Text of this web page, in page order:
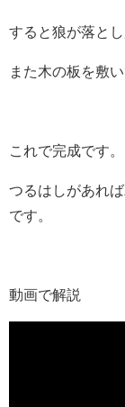
すると狼が落と
また木の板を敷
これで完成です。
つるはしがあれ
です。
動画で解説